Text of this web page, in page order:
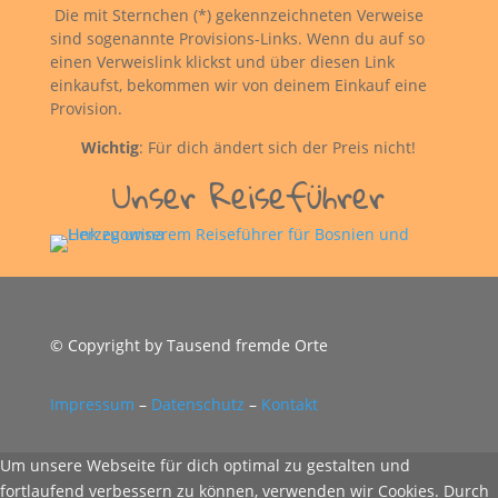
Die mit Sternchen (*) gekennzeichneten Verweise
sind sogenannte Provisions-Links. Wenn du auf so
einen Verweislink klickst und über diesen Link
einkaufst, bekommen wir von deinem Einkauf eine
Provision.
Wichtig: Für dich ändert sich der Preis nicht!
Unser Reiseführer
© Copyright by Tausend fremde Orte
Impressum – Datenschutz – Kontakt
Um unsere Webseite für dich optimal zu gestalten und
fortlaufend verbessern zu können, verwenden wir Cookies. Durch